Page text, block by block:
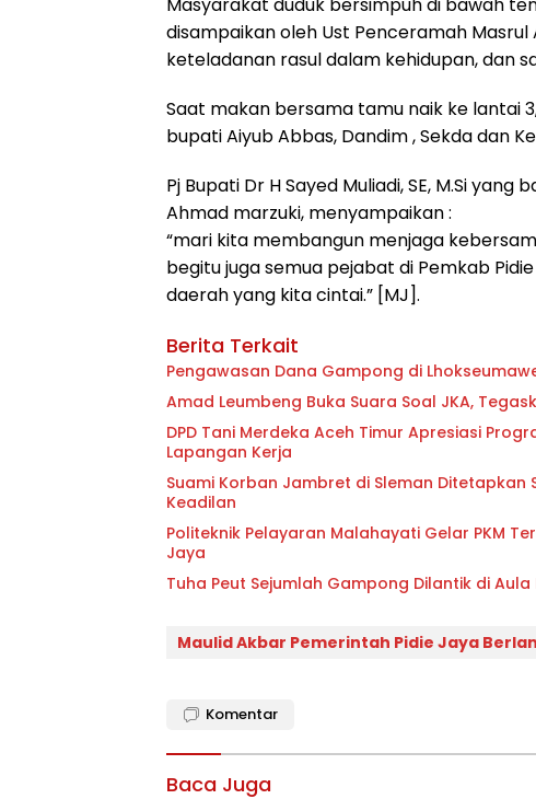
disampaikan oleh Ust Penceramah
keteladanan rasul dalam kehidupan, dan
Saat makan bersama tamu naik ke lantai
bupati Aiyub Abbas, Dandim , Sekda dan
Pj Bupati Dr H Sayed Muliadi, SE, M.Si
Ahmad marzuki, menyampaikan :
“mari kita membangun menjaga
begitu juga semua pejabat di Pemkab
daerah yang kita cintai.” [MJ].
Berita Terkait
Pengawasan Dana Gampong di
Amad Leumbeng Buka Suara Soal JKA,
DPD Tani Merdeka Aceh Timur Apresiasi
Lapangan Kerja
Suami Korban Jambret di Sleman Ditetapkan
Keadilan
Politeknik Pelayaran Malahayati Gelar PKM
Jaya
Tuha Peut Sejumlah Gampong Dilantik di
Maulid Akbar Pemerintah Pidie Jaya
Komentar
Baca Juga